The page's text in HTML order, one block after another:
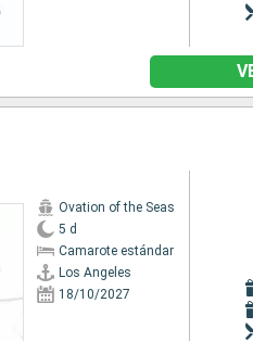
Ovation of the Seas
5 d
Camarote estándar
Los Angeles
18/10/2027